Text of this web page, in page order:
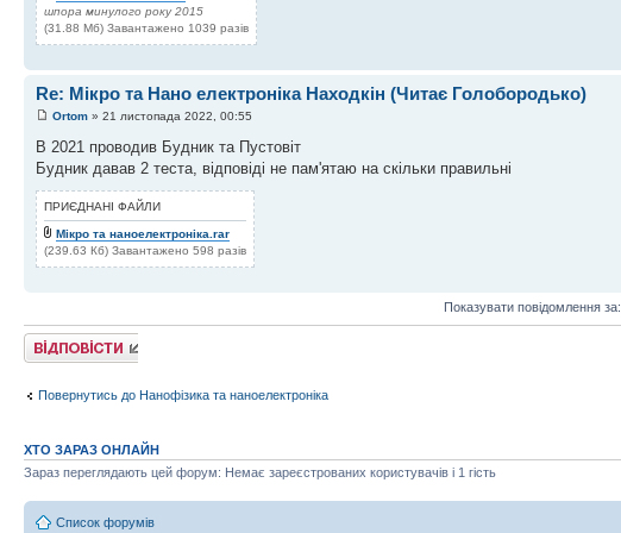
шпора минулого року 2015
(31.88 Мб) Завантажено 1039 разів
Re: Мікро та Нано електроніка Находкін (Читає Голобородько)
Ortom » 21 листопада 2022, 00:55
В 2021 проводив Будник та Пустовіт
Будник давав 2 теста, відповіді не пам'ятаю на скільки правильні
ПРИЄДНАНІ ФАЙЛИ
Мікро та наноелектроніка.rar
(239.63 Кб) Завантажено 598 разів
Показувати повідомлення за:
Відповісти
Повернутись до Нанофізика та наноелектроніка
ХТО ЗАРАЗ ОНЛАЙН
Зараз переглядають цей форум: Немає зареєстрованих користувачів і 1 гість
Список форумів